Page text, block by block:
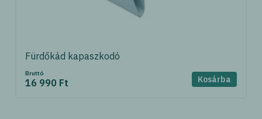
Fürdőkád kapaszkodó
Bruttó
16 990 Ft Kosárba